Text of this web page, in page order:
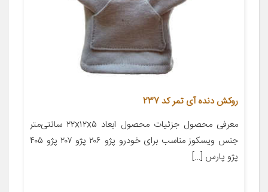
روکش دنده آی تمر کد 237
معرفی محصول جزئیات محصول ابعاد ۲۲x۱۲x۵ سانتی‌متر
جنس ویسکوز مناسب برای خودرو پژو ۲۰۶ پژو ۲۰۷ پژو ۴۰۵
پژو پارس […]